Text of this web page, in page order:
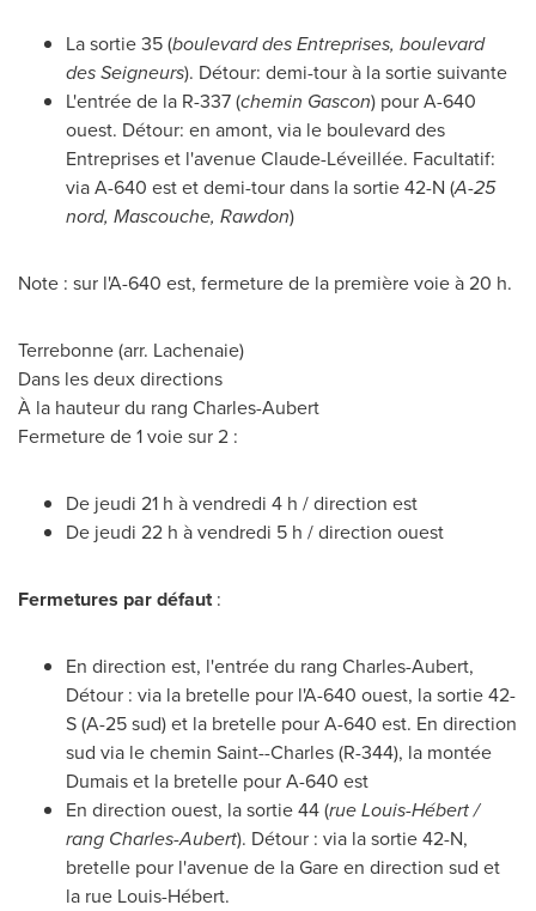
La sortie 35 (boulevard des Entreprises, boulevard
des Seigneurs). Détour: demi-tour à la sortie suivante
L'entrée de la R-337 (chemin Gascon) pour A-640
ouest. Détour: en amont, via le boulevard des
Entreprises et l'avenue Claude-Léveillée. Facultatif:
via A-640 est et demi-tour dans la sortie 42-N (A-25
nord, Mascouche, Rawdon)
Note : sur l'A-640 est, fermeture de la première voie à 20 h.
Terrebonne(arr. Lachenaie)
Dans les deux directions
À la hauteur du rang Charles-Aubert
Fermeture de 1 voie sur 2 :
De jeudi 21 h à vendredi 4 h / direction est
De jeudi 22 h à vendredi 5 h / direction ouest
Fermetures par défaut:
En direction est, l'entrée du rang Charles-Aubert,
Détour : via la bretelle pour l'A-640 ouest, la sortie 42-
S (A-25 sud) et la bretelle pour A-640 est. En direction
sud via le chemin Saint--Charles(R-344), la montée
Dumais et la bretelle pour A-640 est
En direction ouest, la sortie 44 (rue Louis-Hébert /
rang Charles-Aubert). Détour : via la sortie 42-N,
bretelle pour l'avenue de la Gare en direction sud et
la rue Louis-Hébert.